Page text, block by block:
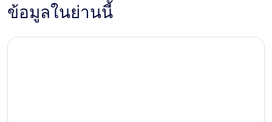
ข้อมูลในย่านนี้